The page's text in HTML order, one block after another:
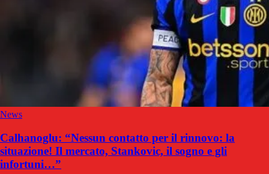
News
Calhanoglu: “Nessun contatto per il rinnovo: la
situazione! Il mercato, Stankovic, il sogno e gli
infortuni…”